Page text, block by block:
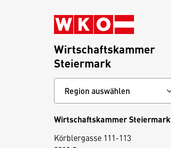
Wirtschaftskammer
Steiermark
Wirtschaftskammer Steiermark
Körblergasse 111-113